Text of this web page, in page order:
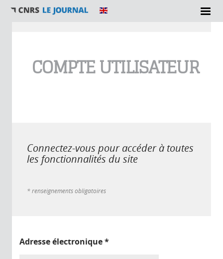
COMPTE UTILISATEUR
Connectez-vous pour accéder à toutes
les fonctionnalités du site
* renseignements obligatoires
Adresse électronique*